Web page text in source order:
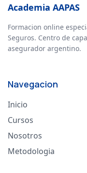
Academia AAPAS
Formacion online
Seguros. Centro de
asegurador argentino.
Navegacion
Inicio
Cursos
Nosotros
Metodologia